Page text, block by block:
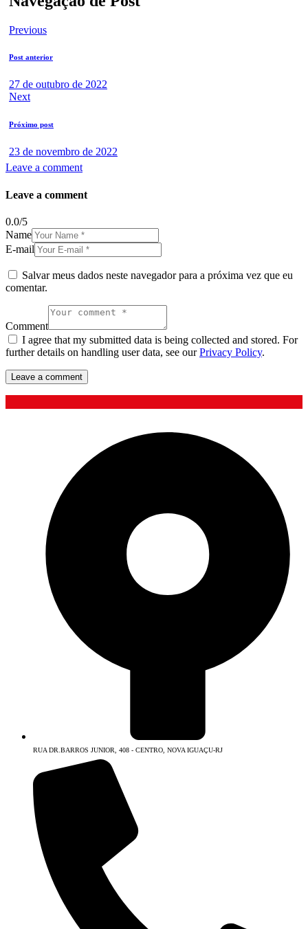
Previous
Post anterior
27 de outubro de 2022
Next
Próximo post
23 de novembro de 2022
Leave a comment
Leave a comment
0.0/5
Name
E-mail
Salvar meus dados neste navegador para a próxima vez que eu
comentar.
Comment
I agree that my submitted data is being collected and stored. For
further details on handling user data, see ourPrivacy Policy.
RUA DR.BARROS JUNIOR, 408 - CENTRO, NOVA IGUAÇU-RJ